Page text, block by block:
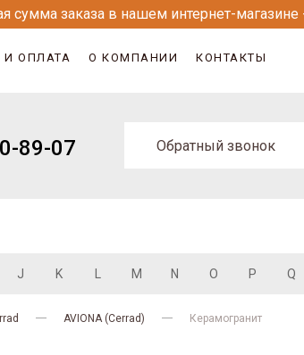
сумма заказа в нашем интернет-магазине
И ОПЛАТА О КОМПАНИИ КОНТАКТЫ
89-07 Обратный звонок
J K M N O P Q
AVIONA (Cerrad) Керамогранит